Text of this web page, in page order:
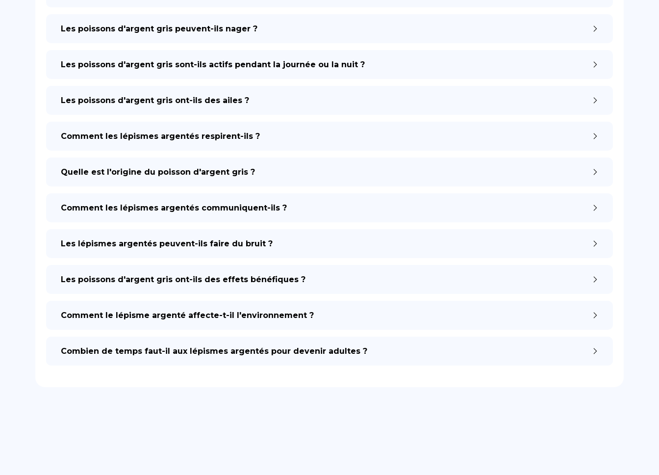
Les poissons d'argent gris peuvent-ils nager ?
Les poissons d'argent gris sont-ils actifs pendant la journée ou la nuit ?
Les poissons d'argent gris ont-ils des ailes ?
Comment les lépismes argentés respirent-ils ?
Quelle est l'origine du poisson d'argent gris ?
Comment les lépismes argentés communiquent-ils ?
Les lépismes argentés peuvent-ils faire du bruit ?
Les poissons d'argent gris ont-ils des effets bénéfiques ?
Comment le lépisme argenté affecte-t-il l'environnement ?
Combien de temps faut-il aux lépismes argentés pour devenir adultes ?